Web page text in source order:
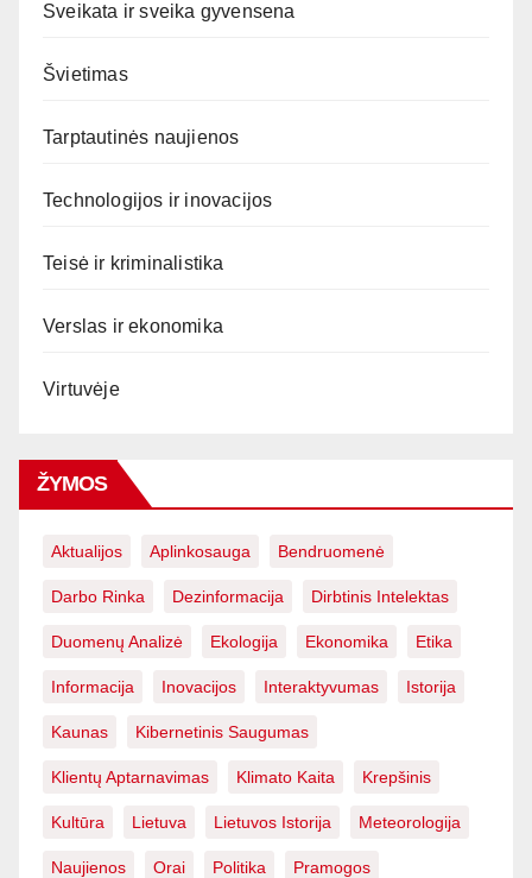
Sveikata ir sveika gyvensena
Švietimas
Tarptautinės naujienos
Technologijos ir inovacijos
Teisė ir kriminalistika
Verslas ir ekonomika
Virtuvėje
ŽYMOS
Aktualijos Aplinkosauga Bendruomenė
Darbo Rinka Dezinformacija Dirbtinis Intelektas
Duomenų Analizė Ekologija Ekonomika Etika
Informacija Inovacijos Interaktyvumas Istorija
Kaunas Kibernetinis Saugumas
Klientų Aptarnavimas Klimato Kaita Krepšinis
Kultūra Lietuva Lietuvos Istorija Meteorologija
Naujienos Orai Politika Pramogos